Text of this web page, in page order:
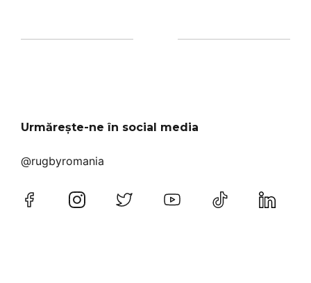
Urmărește-ne în social media
@rugbyromania